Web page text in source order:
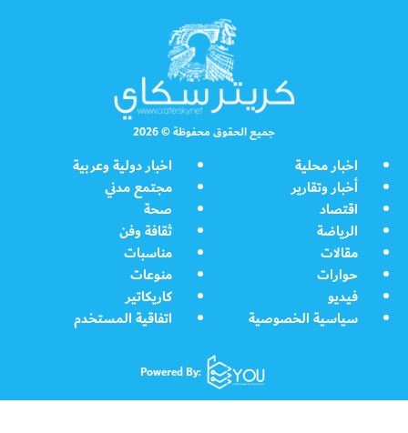
جميع الحقوق محفوظة © 2026
اخبار محلية
اخبار دولية وعربية
أخبار وتقارير
مجتمع مدني
اقتصاد
صحة
الرياضة
ثقافة وفن
مقالات
مناسبات
حوارات
منوعات
فيديو
كاريكاتير
سياسية الخصوصية
اتفاقية المستخدم
Powered By: